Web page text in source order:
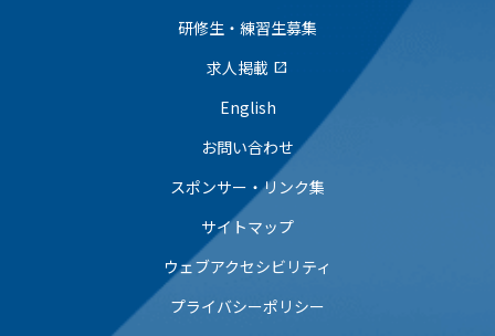
研修生・練習生募集
求人掲載 open_in_new
English
お問い合わせ
スポンサー・リンク集
サイトマップ
ウェブアクセシビリティ
プライバシーポリシー